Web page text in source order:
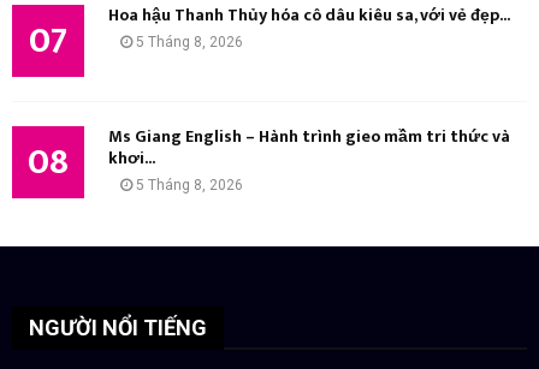
07 Hoa hậu Thanh Thủy hóa cô dâu kiêu sa, với vẻ đẹp...
5 Tháng 8, 2026
08 Ms Giang English – Hành trình gieo mầm tri thức và
khơi...
5 Tháng 8, 2026
NGƯỜI NỔI TIẾNG